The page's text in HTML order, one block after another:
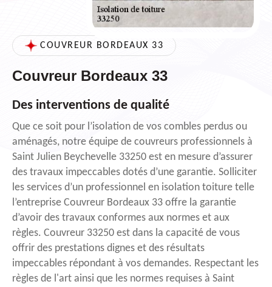
COUVREUR BORDEAUX 33
Couvreur Bordeaux 33
Des interventions de qualité
Que ce soit pour l’isolation de vos combles perdus ou
aménagés, notre équipe de couvreurs professionnels à
Saint Julien Beychevelle 33250 est en mesure d’assurer
des travaux impeccables dotés d’une garantie. Solliciter
les services d’un professionnel en isolation toiture telle
l’entreprise Couvreur Bordeaux 33 offre la garantie
d’avoir des travaux conformes aux normes et aux
règles. Couvreur 33250 est dans la capacité de vous
offrir des prestations dignes et des résultats
impeccables répondant à vos demandes. Respectant les
règles de l'art ainsi que les normes requises à Saint